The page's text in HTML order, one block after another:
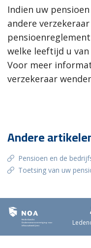
Indien uw
andere
welke leeftijd u
Voor meer
verzekeraar
Andere
Pensioen en de
Toetsing van uw